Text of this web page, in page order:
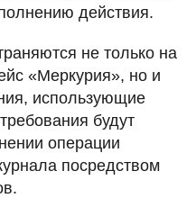
действия.
не только на
«Меркурия», но и
использующие
будут
операции
посредством